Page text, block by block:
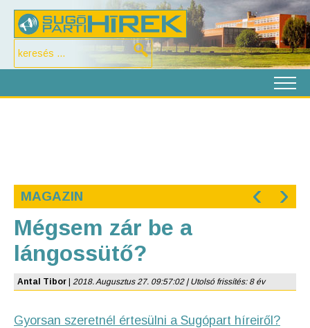
MAGAZIN ‹ ›
Mégsem zár be a
lángossütő?
Antal Tibor 2018. Augusztus 27. 09:57:02 | Utolsó frissítés: 8 év
Gyorsan szeretnél értesülni a Sugópart híreiről?